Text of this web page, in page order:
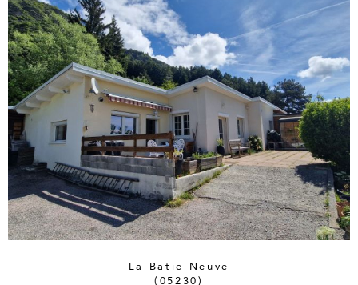
La Bâtie-Neuve
(05230)